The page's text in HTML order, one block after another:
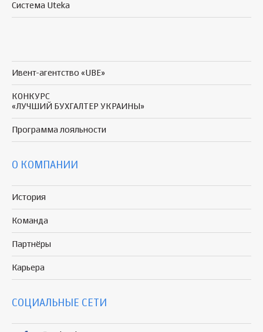
Система Uteka
Ивент-агентство «UBE»
КОНКУРС
«ЛУЧШИЙ БУХГАЛТЕР УКРАИНЫ»
Программа лояльности
О КОМПАНИИ
История
Команда
Партнёры
Карьера
СОЦИАЛЬНЫЕ СЕТИ